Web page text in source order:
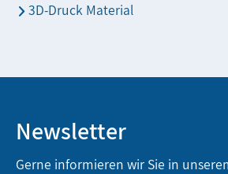
3D-Druck Material
Newsletter
Gerne informieren wir Sie in